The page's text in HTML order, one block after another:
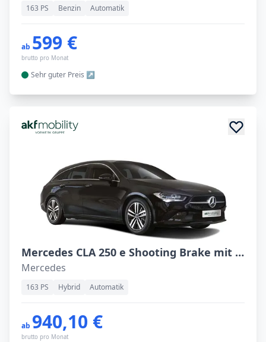
163 PS Benzin Automatik
ab 599 €
brutto pro Monat
Sehr guter Preis
Mercedes CLA 250 e Shooting Brake mit EQ Hybrid
Mercedes
163 PS Hybrid Automatik
ab 940,10 €
brutto pro Monat